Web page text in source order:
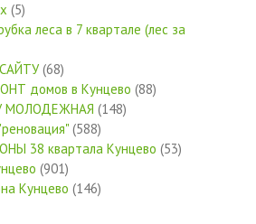
(5)
леса в 7 квартале (лес за
(68)
домов в Кунцево (88)
МОЛОДЕЖНАЯ (148)
(588)
38 квартала Кунцево (53)
(901)
Кунцево (146)